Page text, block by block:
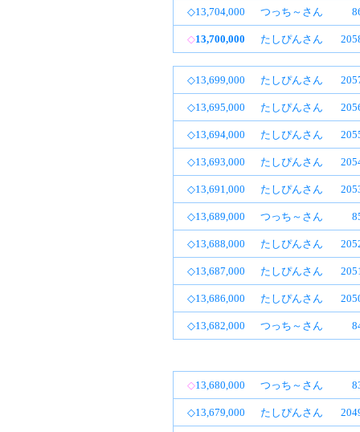
◇13,704,000 つっち～さん
◇13,700,000 たしぴんさん
◇13,699,000 たしぴんさん
◇13,695,000 たしぴんさん
◇13,694,000 たしぴんさん
◇13,693,000 たしぴんさん
◇13,691,000 たしぴんさん
◇13,689,000 つっち～さん
◇13,688,000 たしぴんさん
◇13,687,000 たしぴんさん
◇13,686,000 たしぴんさん
◇13,682,000 つっち～さん
◇13,680,000 つっち～さん
◇13,679,000 たしぴんさん